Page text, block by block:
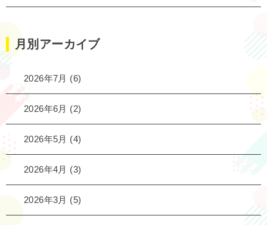
月別アーカイブ
2026年7月 (6)
2026年6月 (2)
2026年5月 (4)
2026年4月 (3)
2026年3月 (5)